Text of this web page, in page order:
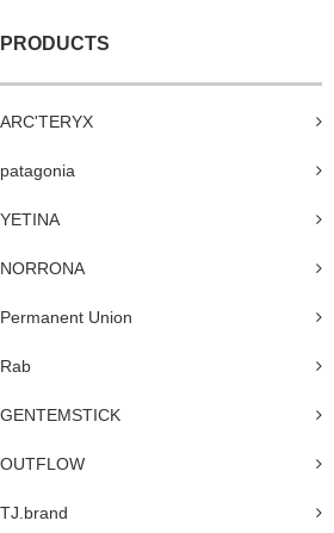
PRODUCTS
ARC'TERYX
patagonia
YETINA
NORRONA
Permanent Union
Rab
GENTEMSTICK
OUTFLOW
TJ.brand